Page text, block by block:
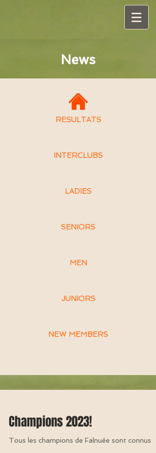
News
RESULTATS
INTERCLUBS
LADIES
SENIORS
MEN
JUNIORS
NEW MEMBERS
Champions 2023!
Tous les champions de Falnuée sont connus